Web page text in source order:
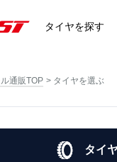
タイヤを探す
通販TOP タイヤを選ぶ
タイ